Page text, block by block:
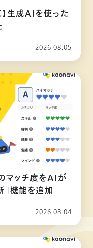
生成AIを使った
2026.08.05
のマッチ度をAIが
機能を追加
2026.08.04